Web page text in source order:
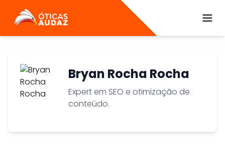
ÓTICAS AUDAZ
Bryan Rocha Rocha
Expert em SEO e otimização de
conteúdo.